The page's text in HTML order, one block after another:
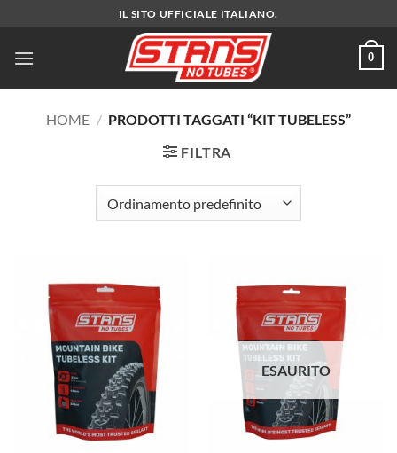
contenuti
IL SITO UFFICIALE ITALIANO.
0
HOME / PRODOTTI TAGGATI “KIT TUBELESS”
FILTRA
ESAURITO